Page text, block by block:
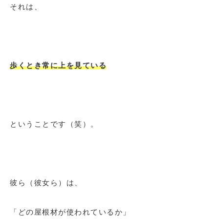
それは、
歩くとき常に上を見ている
ということです（笑）。
彼ら（彼女ら）は、
「どの屋根材が使われているか」